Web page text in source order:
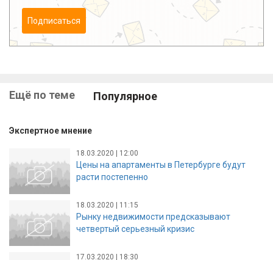
Подписаться
Ещё по теме Популярное
Экспертное мнение
18.03.2020 | 12:00
Цены на апартаменты в Петербурге будут
расти постепенно
18.03.2020 | 11:15
Рынку недвижимости предсказывают
четвертый серьезный кризис
17.03.2020 | 18:30